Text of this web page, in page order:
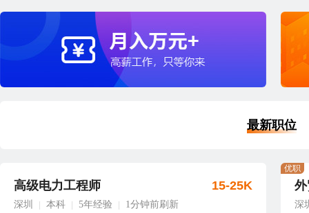
最新职位
高级电力工程师
深圳 本科 5年经验 1分钟前刷新
15-25K
深
优职